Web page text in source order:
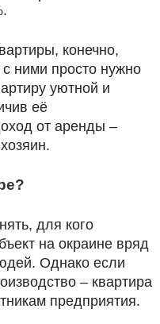
конечно,
ними просто нужно
уютной и
её
от аренды –
для кого
на окраине вряд
Однако если
– квартира
предприятия.